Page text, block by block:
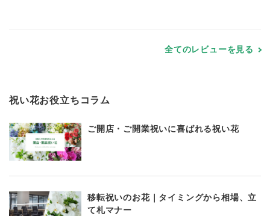
全てのレビューを見る
祝い花お役立ちコラム
ご開店・ご開業祝いに喜ばれる祝い花
移転祝いのお花｜タイミングから相場、立
て札マナー